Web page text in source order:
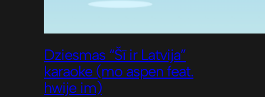
Dziesmas “Šī ir Latvija”
karaoke (mo aspen feat.
hwije im)